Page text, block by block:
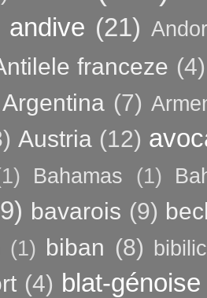
andive (21)
franceze (4)
Argentina (7)
Austria (12)
Bahamas (1)
bavarois (9)
(1) biban (8)
(4) blat-génoise